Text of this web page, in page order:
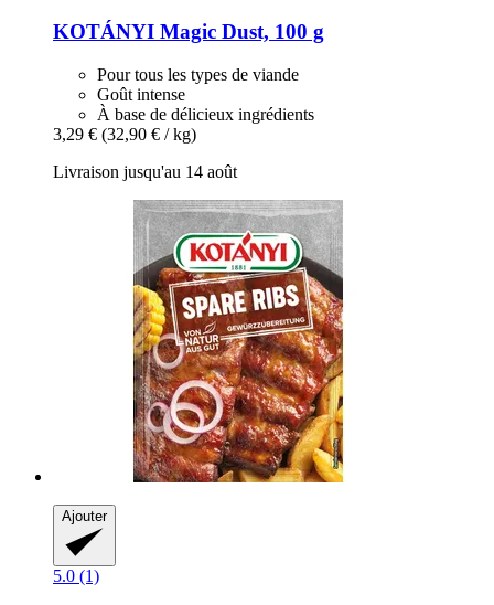
KOTÁNYI Magic Dust, 100 g
Pour tous les types de viande
Goût intense
À base de délicieux ingrédients
3,29 € (32,90 € / kg)
Livraison jusqu'au 14 août
Ajouter
5.0 (1)